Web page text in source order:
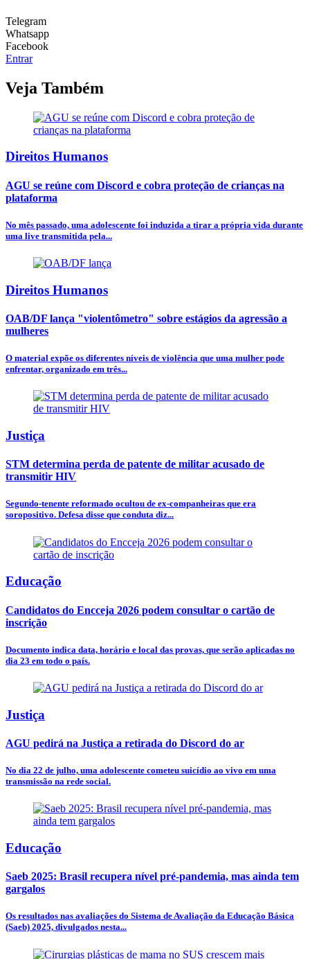
Telegram
Whatsapp
Facebook
Entrar
Veja Também
Direitos Humanos
AGU se reúne com Discord e cobra proteção de crianças na
plataforma
No mês passado, uma adolescente foi induzida a tirar a própria vida durante
uma live transmitida pela...
Direitos Humanos
OAB/DF lança "violentômetro" sobre estágios da agressão a
mulheres
O material expõe os diferentes níveis de violência que uma mulher pode
enfrentar, organizado em três...
Justiça
STM determina perda de patente de militar acusado de
transmitir HIV
Segundo-tenente reformado ocultou de ex-companheiras que era
soropositivo. Defesa disse que conduta diz...
Educação
Candidatos do Encceja 2026 podem consultar o cartão de
inscrição
Documento indica data, horário e local das provas, que serão aplicadas no
dia 23 em todo o país.
Justiça
AGU pedirá na Justiça a retirada do Discord do ar
No dia 22 de julho, uma adolescente cometeu suicídio ao vivo em uma
transmissão na rede social.
Educação
Saeb 2025: Brasil recupera nível pré-pandemia, mas ainda tem
gargalos
Os resultados nas avaliações do Sistema de Avaliação da Educação Básica
(Saeb) 2025, divulgados nesta...